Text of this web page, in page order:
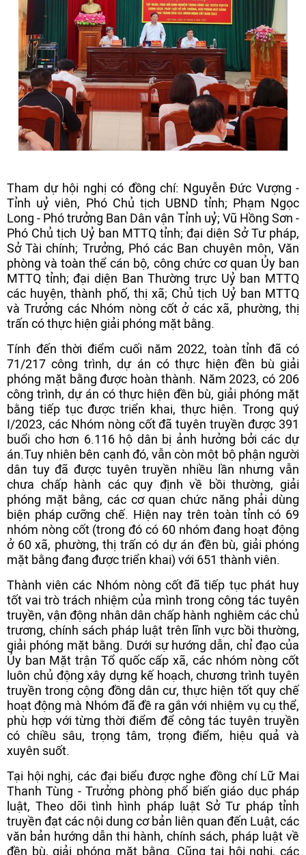
Tham dự hội nghị có đồng chí: Nguyễn Đức Vượng -
Tỉnh uỷ viên, Phó Chủ tịch UBND tỉnh; Phạm Ngọc
Long - Phó trưởng Ban Dân vận Tỉnh uỷ; Vũ Hồng Sơn -
Phó Chủ tịch Uỷ ban MTTQ tỉnh; đại diện Sở Tư pháp,
Sở Tài chính; Trưởng, Phó các Ban chuyên môn, Văn
phòngvà toàn thể cán bộ, công chức cơ quan Ủy ban
MTTQ tỉnh; đại diện Ban Thường trực Uỷ ban MTTQ
các huyện, thành phố, thị xã; Chủ tịch Uỷ ban MTTQ
và Trưởng các Nhóm nòng cốt ở các xã, phường, thị
trấn có thực hiện giải phóng mặt bằng.
Tính đến thời điểm cuối năm 2022, toàn tỉnh đã có
71/217 công trình, dự án có thực hiện đền bù giải
phóng mặt bằng được hoàn thành. Năm 2023, có 206
công trình, dự án có thực hiện đền bù, giải phóng mặt
bằng tiếp tục được triển khai, thực hiện. Trong quý
I/2023, các Nhóm nòng cốt đã tuyên truyền được 391
buổi cho hơn 6.116 hộ dân bị ảnh hưởng bởi các dự
án.Tuy nhiên bên cạnh đó, vẫn còn một bộ phận người
dân tuy đã được tuyên truyền nhiều lần nhưng vẫn
chưa chấp hành các quy định về bồi thường, giải
phóng mặt bằng, các cơ quan chức năng phải dùng
biện pháp cưỡng chế. Hiện nay trên toàn tỉnh có 69
nhóm nòng cốt (trong đó có 60 nhóm đang hoạt động
ở 60 xã, phường, thị trấn có dự án đền bù, giải phóng
mặt bằng đang được triển khai) với 651 thành viên.
Thành viên các Nhóm nòng cốt đã tiếp tục phát huy
tốt vai trò trách nhiệm của mình trong công tác tuyên
truyền, vận động nhân dân chấp hành nghiêm các chủ
trương, chính sách pháp luật trên lĩnh vực bồi thường,
giải phóng mặt bằng. Dưới sự hướng dẫn, chỉ đạo của
Ủy ban Mặt trận Tổ quốc cấp xã, các nhóm nòng cốt
luôn chủ động xây dựng kế hoạch, chương trình tuyên
truyền trong cộng đồng dân cư, thực hiện tốt quy chế
hoạt động mà Nhóm đã đề ra gắn với nhiệm vụ cụ thể,
phù hợp với từng thời điểm để công tác tuyên truyền
có chiều sâu, trọng tâm, trọng điểm, hiệu quả và
xuyên suốt.
Tại hội nghị, các đại biểu được nghe đồng chí Lữ Mai
Thanh Tùng - Trưởng phòng phổ biến giáo dục pháp
luật, Theo dõi tình hình pháp luật Sở Tư pháp tỉnh
truyền đạt các nội dung cơ bản liên quan đến Luật, các
văn bản hướng dẫn thi hành, chính sách, pháp luật về
đền bù, giải phóng mặt bằng. Cũng tại hội nghị, các